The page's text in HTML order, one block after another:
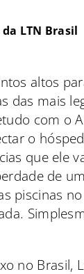
LTN Brasil
altos
das mais
com o
o
que ele
de
piscinas
no Brasil,